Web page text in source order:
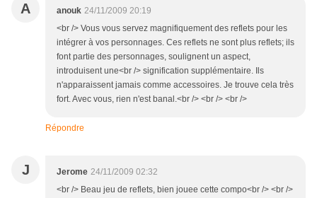
A anouk 24/11/2009 20:19
<br /> Vous vous servez magnifiquement des reflets pour les
intégrer à vos personnages. Ces reflets ne sont plus reflets; ils
font partie des personnages, soulignent un aspect,
introduisent une<br /> signification supplémentaire. Ils
n'apparaissent jamais comme accessoires. Je trouve cela très
fort. Avec vous, rien n'est banal.<br /> <br /> <br />
Répondre
J Jerome 24/11/2009 02:32
<br /> Beau jeu de reflets, bien jouee cette compo<br /> <br />